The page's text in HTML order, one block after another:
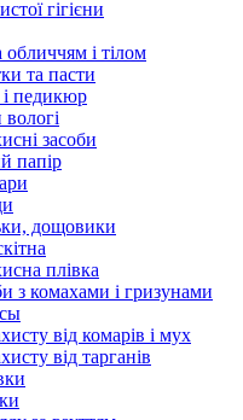
гігієни
обличчям і тілом
та пасти
педикюр
засоби
папір
дощовики
плівка
з комахами і гризунами
від комарів і мух
від тарганів